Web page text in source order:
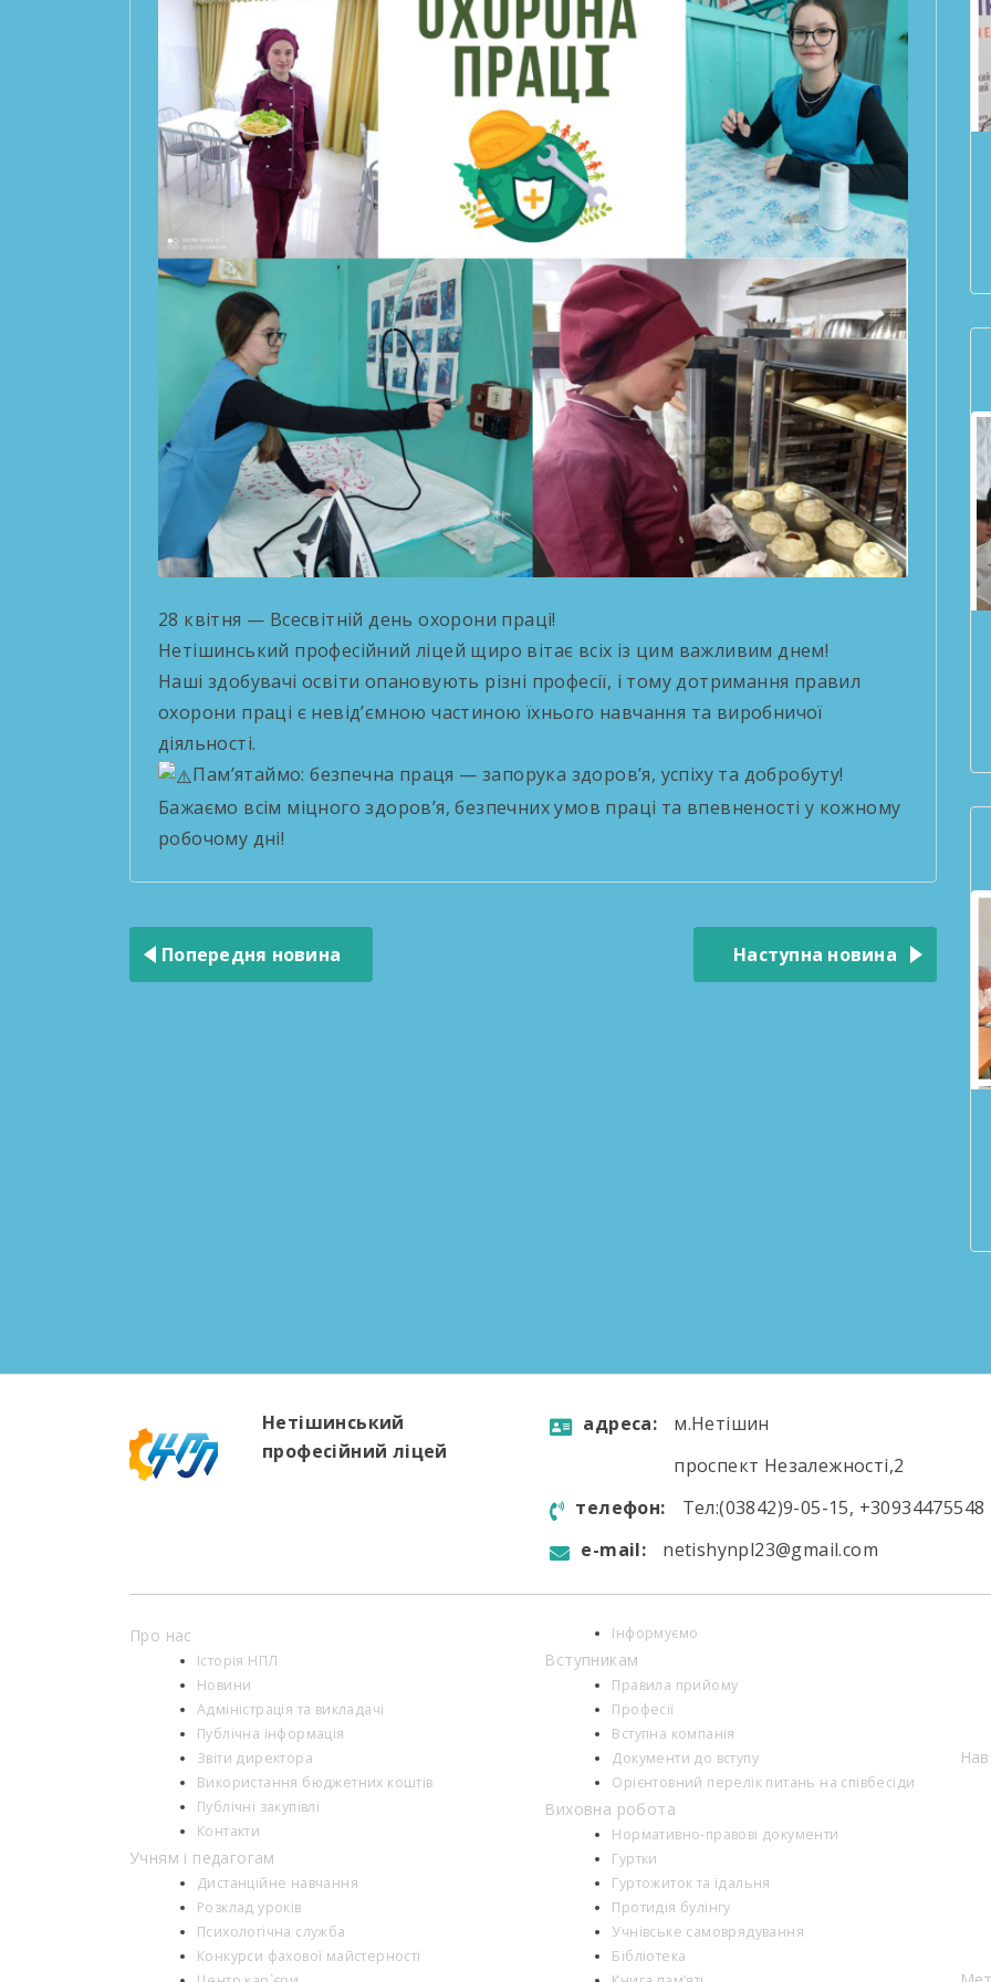
28 квітня — Всесвітній день охорони праці!
Нетішинський професійний ліцей щиро вітає всіх із цим важливим днем!
Наші здобувачі освіти опановують різні професії, і тому дотримання правил
охорони праці є невід’ємною частиною їхнього навчання та виробничої
діяльності.
Пам’ятаймо: безпечна праця — запорука здоров’я, успіху та добробуту!
Бажаємо всім міцного здоров’я, безпечних умов праці та впевненості у кожному
робочому дні!
записів
Попередня новина Наступна новина
Нетішинський
професійний ліцей
aдресa:
м.Нетішин
проспект Незалежності,2
телефон:
Тел:(03842)9-05-15, +30934475548
e-mail:
netishynpl23@gmail.com
Про нас
Історія НПЛ
Новини
Адміністрація та викладачі
Публічна інформація
Звіти директора
Використання бюджетних коштів
Публічні закупівлі
Контакти
Учням і педагогам
Дистанційне навчання
Розклад уроків
Психологiчна служба
Конкурси фахової майстерності
Інформуємо
Вступникам
Правила прийому
Професії
Вступна компанія
Документи до вступу
Орієнтовний перелік питань на співбесіди
Виховна робота
Нормативно-правові документи
Гуртки
Гуртожиток та їдальня
Протидія булінгу
Учнівське самоврядування
Бібліотека